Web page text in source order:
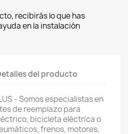
recibirás lo que has
en la instalación
del producto
- Somos especialistas en
de reemplazo para
bicicleta eléctrica o
frenos, motores,